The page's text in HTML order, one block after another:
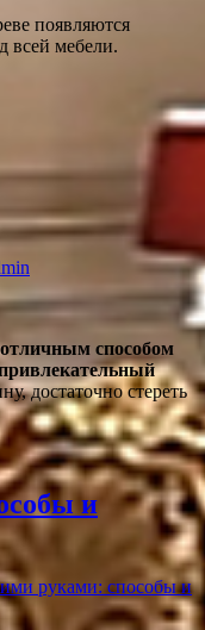
появляются
всей мебели.
способом
достаточно стереть
и
руками: способы и